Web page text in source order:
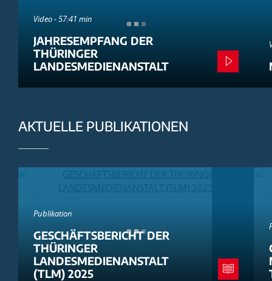
Video - 57:41 min
JAHRESEMPFANG DER
THÜRINGER
LANDESMEDIENANSTALT
AKTUELLE PUBLIKATIONEN
Publikation
GESCHÄFTSBERICHT DER
THÜRINGER
LANDESMEDIENANSTALT
(TLM) 2025